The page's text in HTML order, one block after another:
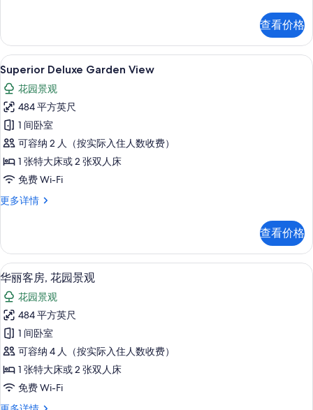
有
照
片
Golf
Course
View
更
多
信
息
查看价格
显
示
Superior
Deluxe
Garden
View
的
所
有
高档床上用品、羽绒被、记忆海绵床
9
Superior Deluxe Garden View
花园景观
484 平方英尺
1 间卧室
可容纳 2 人（按实际入住人数收费）
1 张特大床或 2 张双人床
免费 Wi-Fi
更多详情
Superior
更
多
信
息
查看价格
显
示
华
丽
客
房,
花
高档床上用品、羽绒被、记忆海绵床
5
华丽客房, 花园景观
花园景观
484 平方英尺
1 间卧室
可容纳 4 人（按实际入住人数收费）
1 张特大床或 2 张双人床
免费 Wi-Fi